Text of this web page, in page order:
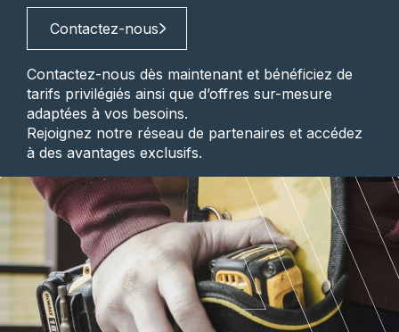
Contactez-nous
Contactez-nous dès maintenant et bénéficiez de
tarifs privilégiés ainsi que d’offres sur-mesure
adaptées à vos besoins.
Rejoignez notre réseau de partenaires et accédez
à des avantages exclusifs.